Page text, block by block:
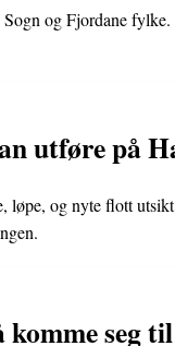
og Fjordane
utføre på
løpe, og nyte flott
komme seg